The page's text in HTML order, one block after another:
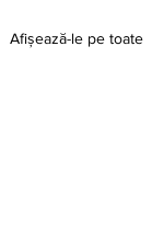
Afișează-le pe toate